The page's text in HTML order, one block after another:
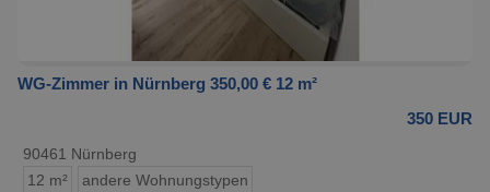
WG-Zimmer in Nürnberg 350,00 € 12 m²
350 EUR
90461 Nürnberg
12 m²
andere Wohnungstypen